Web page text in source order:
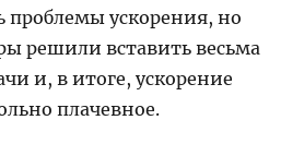
ускорения, но
решили вставить весьма
и, в итоге, ускорение
плачевное.